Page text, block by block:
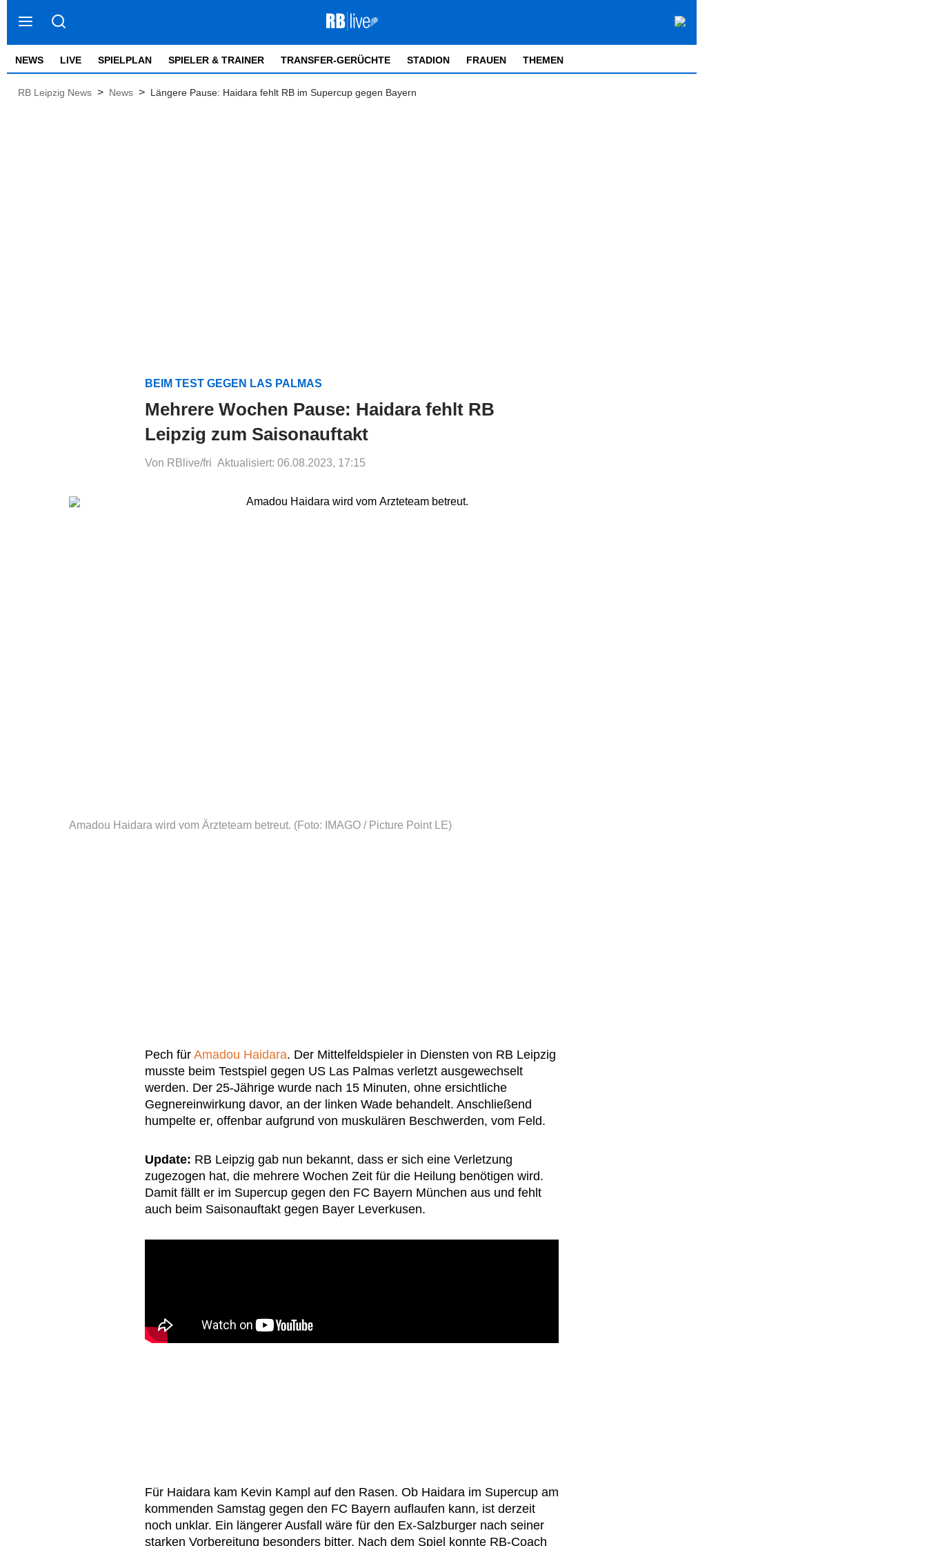
NEWS LIVE SPIELPLAN SPIELER & TRAINER TRANSFER-GERÜCHTE STADION FRAUEN THEMEN
RB Leipzig News > News > Längere Pause: Haidara fehlt RB im Supercup gegen Bayern
BEIM TEST GEGEN LAS PALMAS
Mehrere Wochen Pause: Haidara fehlt RB
Leipzig zum Saisonauftakt
Von RBlive/fri Aktualisiert: 06.08.2023, 17:15
Amadou Haidara wird vom Ärzteteam betreut. (Foto: IMAGO / Picture Point LE)
Pech für Amadou Haidara. Der Mittelfeldspieler in Diensten von RB Leipzig
musste beim Testspiel gegen US Las Palmas verletzt ausgewechselt
werden. Der 25-Jährige wurde nach 15 Minuten, ohne ersichtliche
Gegnereinwirkung davor, an der linken Wade behandelt. Anschließend
humpelte er, offenbar aufgrund von muskulären Beschwerden, vom Feld.
Update: RB Leipzig gab nun bekannt, dass er sich eine Verletzung
zugezogen hat, die mehrere Wochen Zeit für die Heilung benötigen wird.
Damit fällt er im Supercup gegen den FC Bayern München aus und fehlt
auch beim Saisonauftakt gegen Bayer Leverkusen.
Für Haidara kam Kevin Kampl auf den Rasen. Ob Haidara im Supercup am
kommenden Samstag gegen den FC Bayern auflaufen kann, ist derzeit
noch unklar. Ein längerer Ausfall wäre für den Ex-Salzburger nach seiner
starken Vorbereitung besonders bitter. Nach dem Spiel konnte RB-Coach